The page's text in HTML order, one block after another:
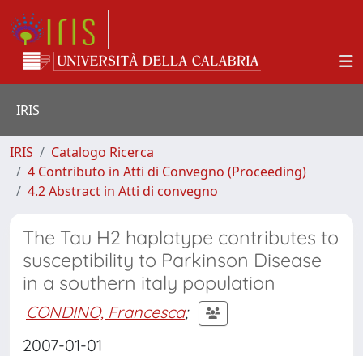
IRIS
IRIS
Catalogo Ricerca
4 Contributo in Atti di Convegno (Proceeding)
4.2 Abstract in Atti di convegno
The Tau H2 haplotype contributes to
susceptibility to Parkinson Disease
in a southern italy population
CONDINO, Francesca;
2007-01-01